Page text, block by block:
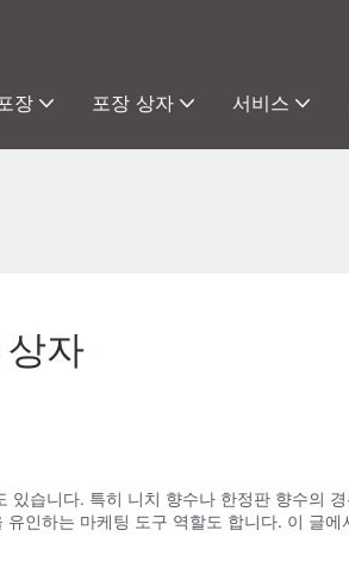
장 포장 상자 서비스
자
습니다. 특히 니치 향수나 한정판 향수의
인하는 마케팅 도구 역할도 합니다. 이 글